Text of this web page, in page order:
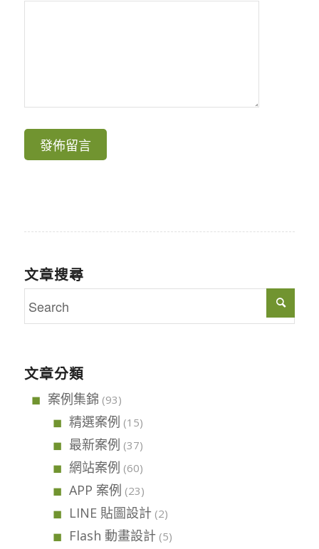
文章搜尋
文章分類
案例集錦 (93)
精選案例 (15)
最新案例 (37)
網站案例 (60)
APP 案例 (23)
LINE 貼圖設計(2)
Flash 動畫設計(5)